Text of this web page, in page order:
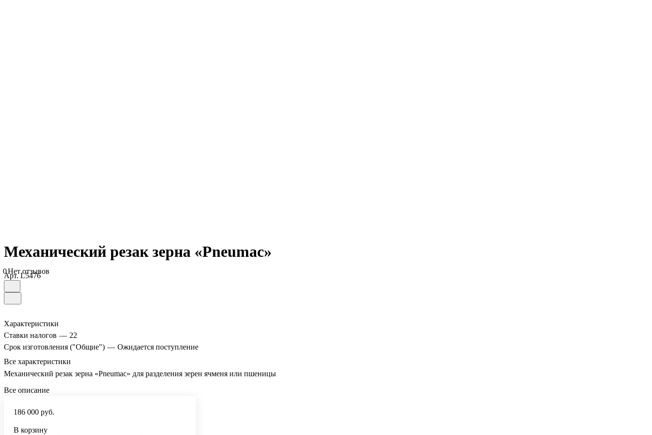
Механический резак зерна «Pneumac»
0Нет отзывов
Арт.L5476
Характеристики
Ставки налогов — 22
Срок изготовления ("Общие") — Ожидается поступление
Все характеристики
Механический резак зерна «Pneumac» для разделения зерен ячменя или пшеницы
Все описание
186 000 руб.
В корзину